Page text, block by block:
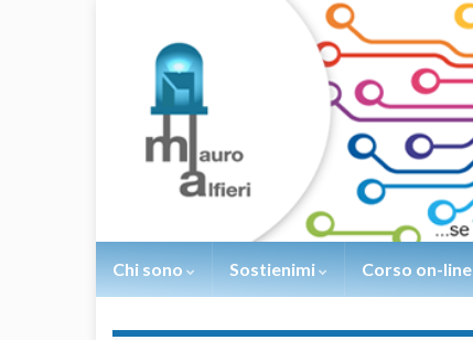
Chi sono Sostienimi Corso on-line